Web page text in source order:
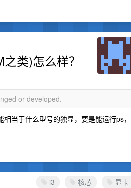
类)怎么样？
or developed.
当于什么型号的独显，要是能运行ps，
i3 核芯 显卡